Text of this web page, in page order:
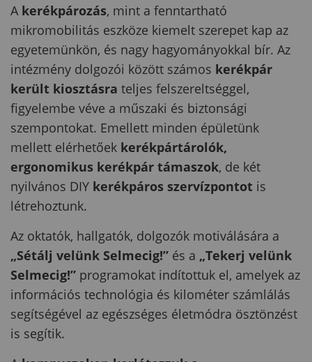
A kerékpározás, mint a fenntartható
mikromobilitás eszköze kiemelt szerepet kap az
egyetemünkön, és nagy hagyományokkal bír. Az
intézmény dolgozói között számos kerékpár
került kiosztásra teljes felszereltséggel,
figyelembe véve a műszaki és biztonsági
szempontokat. Emellett minden épületünk
mellett elérhetőek kerékpártárolók,
ergonomikus kerékpár támaszok, de két
nyilvános DIY kerékpáros szervízpontot is
létrehoztunk.
Az oktatók, hallgatók, dolgozók motiválására a
„Sétálj velünk Selmecig!” és a „Tekerj velünk
Selmecig!” programokat indítottuk el, amelyek az
információs technológia és kilométer számlálás
segítségével az egészséges életmódra ösztönzést
is segítik.